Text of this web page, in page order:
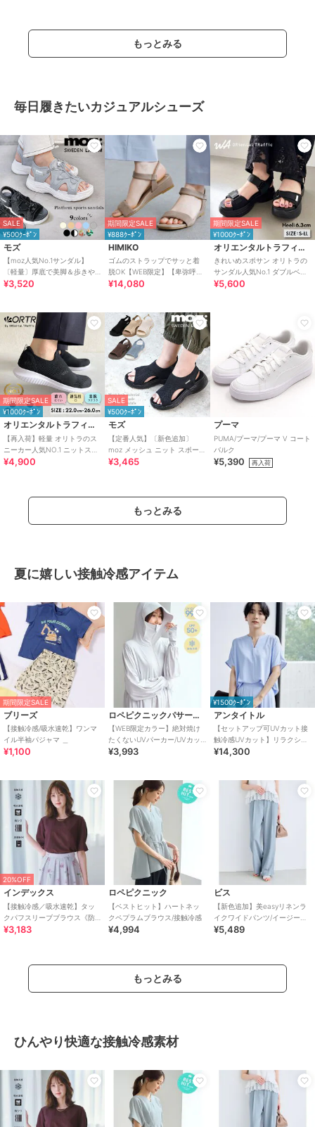
もっとみる
毎日履きたいカジュアルシューズ
SALE
¥500ｸｰﾎﾟﾝ
モズ
【moz人気No.1サンダル】
〔軽量〕厚底で美脚＆歩きや
すい！疲れにくいフィット感
¥3,520
期間限定SALE
¥888ｸｰﾎﾟﾝ
HIMIKO
ゴムのストラップでサッと着
脱OK【WEB限定】【卑弥呼
26SS】ゴムストラップサンダ
¥14,080
期間限定SALE
¥1000ｸｰﾎﾟﾝ
オリエンタルトラフィック
きれいめスポサン オリトラの
サンダル人気No.1 ダブルベル
ト スポーツサンダル /42207
¥5,600
期間限定SALE
¥1000ｸｰﾎﾟﾝ
オリエンタルトラフィック
【再入荷】軽量 オリトラのス
ニーカー人気NO.1 ニットスニ
ーカー スリッポン /3709
¥4,900
SALE
¥500ｸｰﾎﾟﾝ
モズ
【定番人気】〔新色追加〕
moz メッシュ ニット スポーツ
サンダル
¥3,465
プーマ
PUMA/プーマ/プーマ V コート
バルク
¥5,390 再入荷
もっとみる
夏に嬉しい接触冷感アイテム
期間限定SALE
ブリーズ
【接触冷感/吸水速乾】ワンマ
¥1,100
ロペピクニックパサージュ
【WEB限定カラー】絶対焼け
たくないUVパーカー/UVカッ
ト・接触冷感
¥3,993
¥1500ｸｰﾎﾟﾝ
アンタイトル
【セットアップ可UVカット接
触冷感UVカット】リラクシー
キーVネックブラウス
¥14,300
20%OFF
インデックス
【接触冷感／吸水速乾】タッ
クパフスリーブブラウス《防
シワ／洗濯機OK／XS～3L／
¥3,183
ロペピクニック
【ベストヒット】ハートネッ
クペプラムブラウス/接触冷感
¥4,994
ビス
【新色追加】美easyリネンラ
イクワイドパンツ/イージーケ
ア・接触冷感・セットアップ
¥5,489
もっとみる
ひんやり快適な接触冷感素材